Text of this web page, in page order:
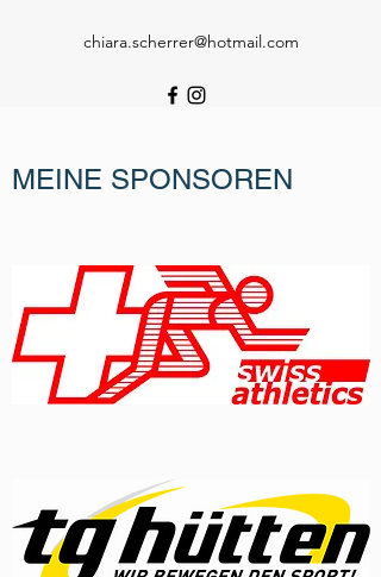
chiara.scherrer@hotmail.com
MEINE SPONSOREN